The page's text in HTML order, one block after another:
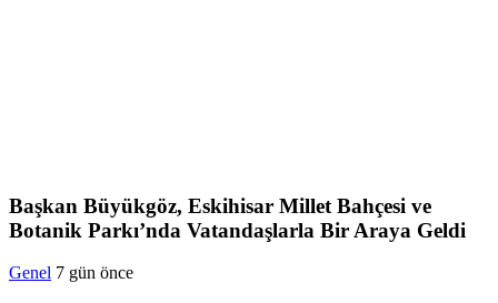
Başkan Büyükgöz, Eskihisar Millet Bahçesi ve
Botanik Parkı’nda Vatandaşlarla Bir Araya Geldi
Genel 7 gün önce